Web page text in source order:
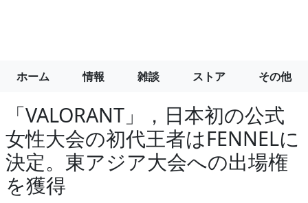
ホーム 情報 雑談 ストア その他
「VALORANT」，日本初の公式
女性大会の初代王者はFENNELに
決定。東アジア大会への出場権
を獲得